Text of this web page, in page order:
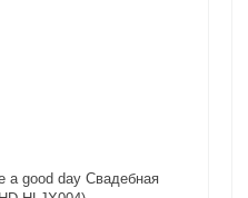
a good day Свадебная